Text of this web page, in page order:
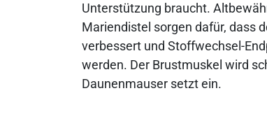
Unterstützung braucht.
Mariendistel sorgen dafür, dass
verbessert und Stoffwechsel-
werden. Der Brustmuskel wird
Daunenmauser setzt ein.